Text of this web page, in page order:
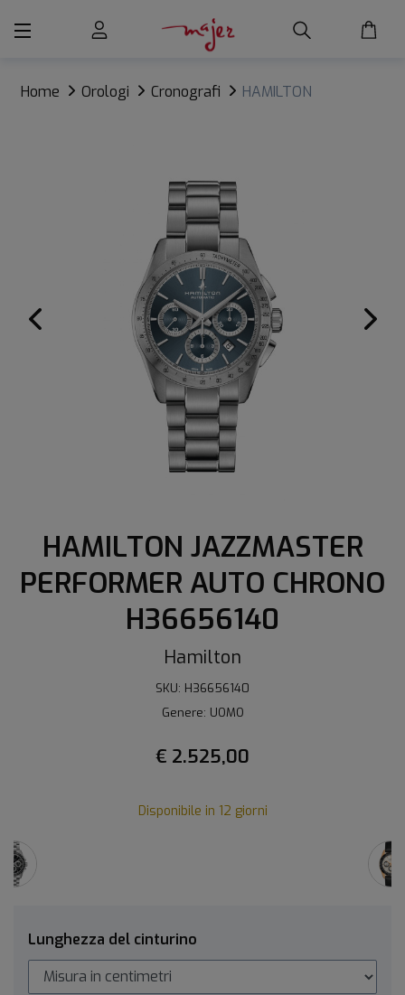
Home Orologi Cronografi
HAMILTON
HAMILTON JAZZMASTER
PERFORMER AUTO CHRONO
H36656140
Hamilton
SKU: H36656140
Genere: UOMO
€ 2.525,00
Disponibile in 12 giorni
Lunghezza del cinturino